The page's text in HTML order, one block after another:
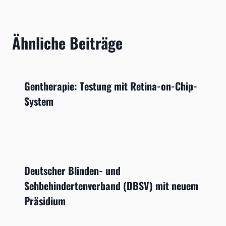
Ähnliche Beiträge
Gentherapie: Testung mit Retina-on-Chip-
System
Deutscher Blinden- und
Sehbehindertenverband (DBSV) mit neuem
Präsidium